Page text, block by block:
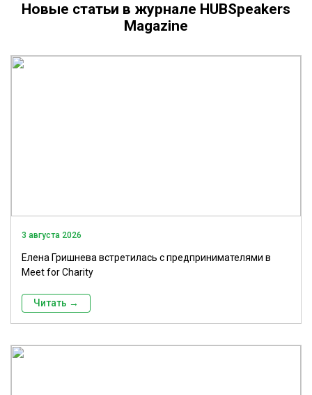
Новые статьи в журнале HUBSpeakers
Magazine
3 августа 2026
Елена Гришнева встретилась с предпринимателями в
Meet for Charity
Читать →